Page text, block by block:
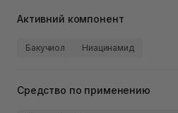
Активний компонент
Бакучиол Ниацинамид
Средство по применению